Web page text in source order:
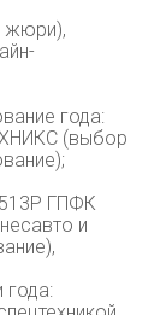
жюри),
года:
(выбор
ГПФК
и
года: